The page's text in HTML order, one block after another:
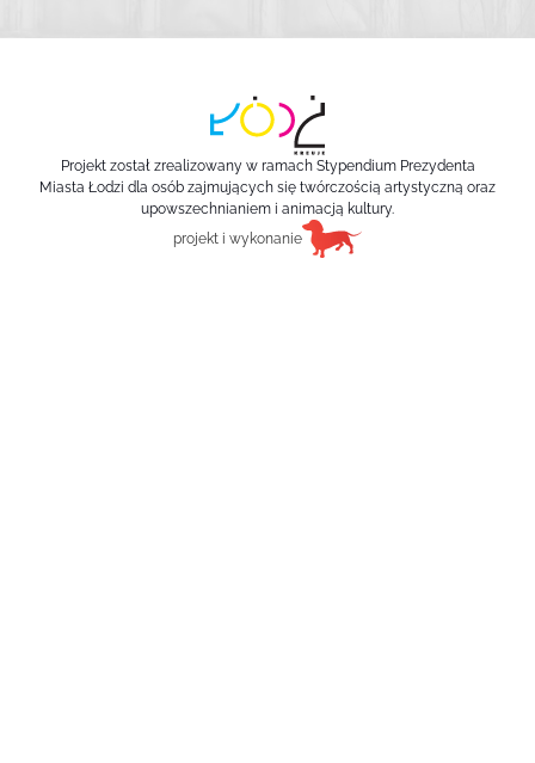
projekt i wykonanie
Projekt został zrealizowany w ramach Stypendium Prezydenta
Miasta Łodzi dla osób zajmujących się twórczością artystyczną oraz
upowszechnianiem i animacją kultury.